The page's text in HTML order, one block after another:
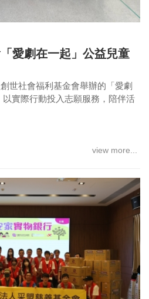
愛劇在一起」公益兒童
世社會福利基金會舉辦的「愛劇
實際行動投入志願服務，陪伴活
view more...